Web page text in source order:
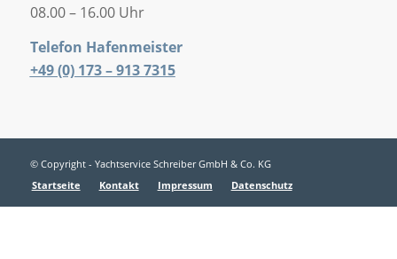
08.00 – 16.00 Uhr
Telefon Hafenmeister
+49 (0) 173 – 913 7315
© Copyright - Yachtservice Schreiber GmbH & Co. KG
Startseite
Kontakt Impressum Datenschutz